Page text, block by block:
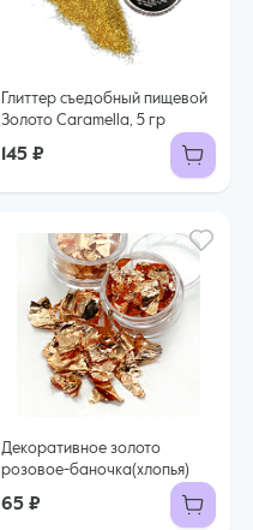
Глиттер съедобный пищевой
Золото Caramella, 5 гр
145 ₽
Декоративное золото
розовое-баночка(хлопья)
65 ₽